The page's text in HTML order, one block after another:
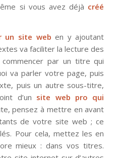
si vous avez déjà créé
un site web en y ajoutant
va faciliter la lecture des
par un titre qui
va parler votre page, puis
puis un autre sous-titre,
d’un site web pro qui
pensez à mettre en avant
de votre site web ; ce
Pour cela, mettez les en
mieux : dans vos titres.